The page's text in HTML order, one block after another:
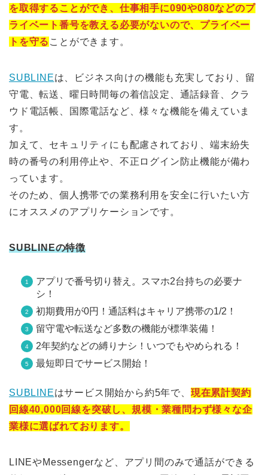
を取得することができ、仕事相手に090や080などのプ
ライベート番号を教える必要がないので、プライベー
トを守る ことができます。
SUBLINEは、ビジネス向けの機能も充実しており、留
守電、転送、曜日時間毎の着信設定、通話録音、クラ
ウド電話帳、国際電話など、様々な機能を備えていま
す。
加えて、セキュリティにも配慮されており、端末紛失
時の番号の利用停止や、不正ログイン防止機能が備わ
っています。
そのため、個人携帯での業務利用を安全に行いたい方
にオススメのアプリケーションです。
SUBLINEの特徴
アプリで番号切り替え。スマホ2台持ちの必要ナ
シ！
初期費用が0円！通話料はキャリア携帯の1/2！
留守電や転送など多数の機能が標準装備！
2年契約などの縛りナシ！いつでもやめられる！
最短即日でサービス開始！
SUBLINEはサービス開始から約5年で、 現在累計契約
回線40,000回線を突破し、規模・業種問わず様々な企
業様に選ばれております。
LINEやMessengerなど、アプリ間のみで通話ができる